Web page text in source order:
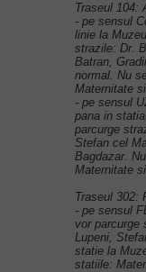
Traseul 104:
- pe sensul
linie la
strazile: Dr.
Batran,
normal. Nu
Maternitate
- pe sensul
pana in
parcurge
Stefan cel
Bagdazar.
Maternitate
Traseul 302:
- pe sensul
vor parcurge
Lupeni,
statie la
statiile: